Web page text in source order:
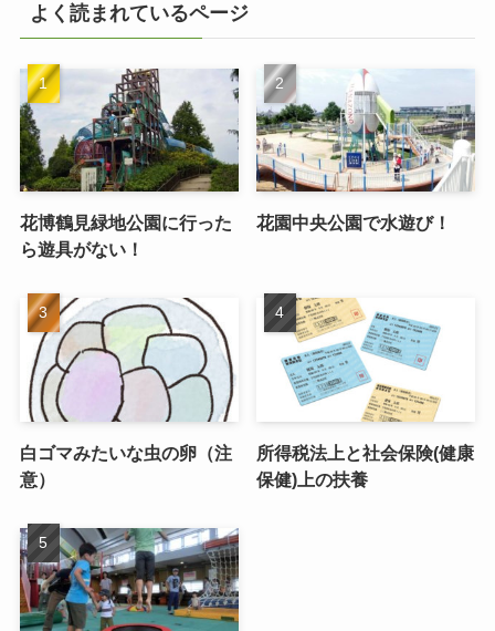
よく読まれているページ
花博鶴見緑地公園に行った
ら遊具がない！
花園中央公園で水遊び！
白ゴマみたいな虫の卵（注
意）
所得税法上と社会保険(健康
保健)上の扶養